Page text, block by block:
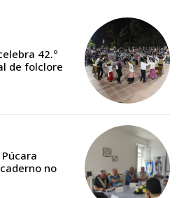
de Cister e ajude-nos a manter este serviço
a todos os conteúdos exclusivos e versões
digitais.
de assinatura desejado:
42.º
de folclore
no